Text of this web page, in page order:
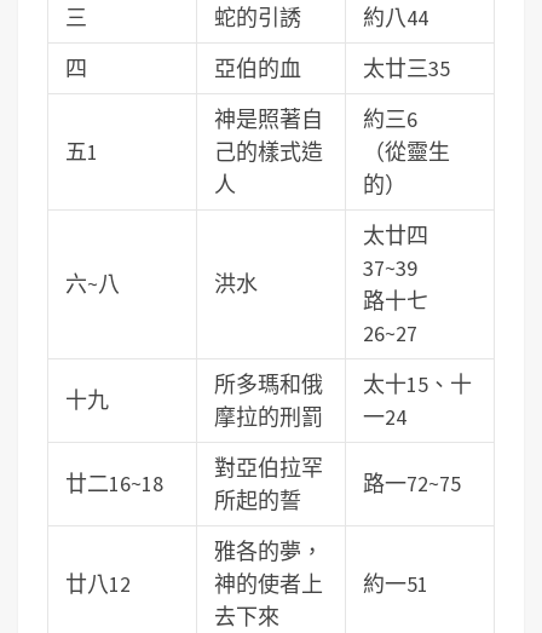
三 蛇的引誘
約八44
四
亞伯的血 太廿三35
五1
神是照著自
己的樣式造
人
約三6
（從靈生
的）
六~八 洪水
太廿四
37~39
路十七
26~27
十九
所多瑪和俄
摩拉的刑罰
太十15、十
一24
廿二16~18
對亞伯拉罕
所起的誓
路一72~75
廿八12
雅各的夢，
神的使者上
去下來
約一51